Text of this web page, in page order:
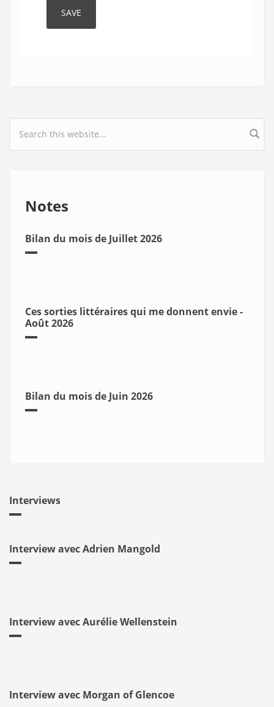
Search form
Notes
Bilan du mois de Juillet 2026
Ces sorties littéraires qui me donnent envie -
Août 2026
Bilan du mois de Juin 2026
Interviews
Interview avec Adrien Mangold
Interview avec Aurélie Wellenstein
Interview avec Morgan of Glencoe